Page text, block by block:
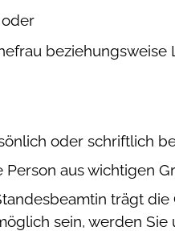
oder schriftlich
aus wichtigen
trägt
sein, werden Sie